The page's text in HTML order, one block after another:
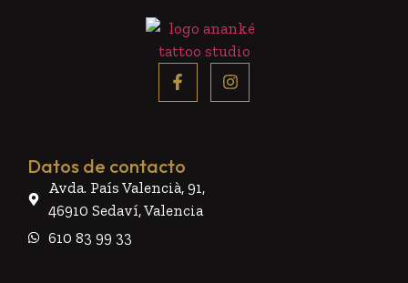
Datos de contacto
Avda. País Valencià, 91,
46910 Sedaví, Valencia
610 83 99 33